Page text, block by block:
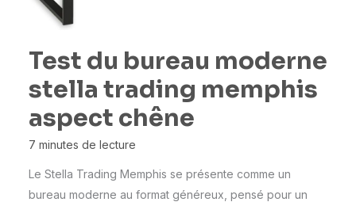
Test du bureau moderne
stella trading memphis
aspect chêne
7 minutes de lecture
Le Stella Trading Memphis se présente comme un
bureau moderne au format généreux, pensé pour un